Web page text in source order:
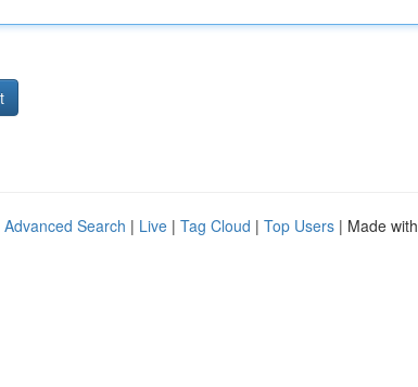
Advanced Search | Live | Tag Cloud | Top Users | Made with